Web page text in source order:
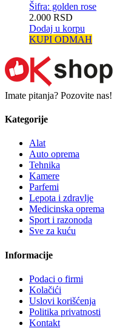
Šifra: golden rose
2.000 RSD
Dodaj u korpu
KUPI ODMAH
Imate pitanja? Pozovite nas!
Kategorije
Alat
Auto oprema
Tehnika
Kamere
Parfemi
Lepota i zdravlje
Medicinska oprema
Sport i razonoda
Sve za kuću
Informacije
Podaci o firmi
Kolačići
Uslovi korišćenja
Politika privatnosti
Kontakt